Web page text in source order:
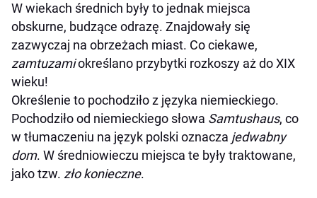
W wiekach średnich były to jednak miejsca
obskurne, budzące odrazę. Znajdowały się
zazwyczaj na obrzeżach miast. Co ciekawe,
zamtuzamiokreślano przybytki rozkoszy aż do XIX
wieku!
Określenie to pochodziło z języka niemieckiego.
Pochodziło od niemieckiego słowa Samtushaus, co
w tłumaczeniu na język polski oznacza jedwabny
dom. W średniowieczu miejsca te były traktowane,
jako tzw. zło konieczne.